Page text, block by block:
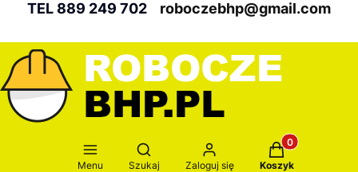
TEL 889 249 702 roboczebhp@gmail.com
Menu
Otwórz wyszukiwarkę
Szukaj Zaloguj się
Produkty w
Koszyk